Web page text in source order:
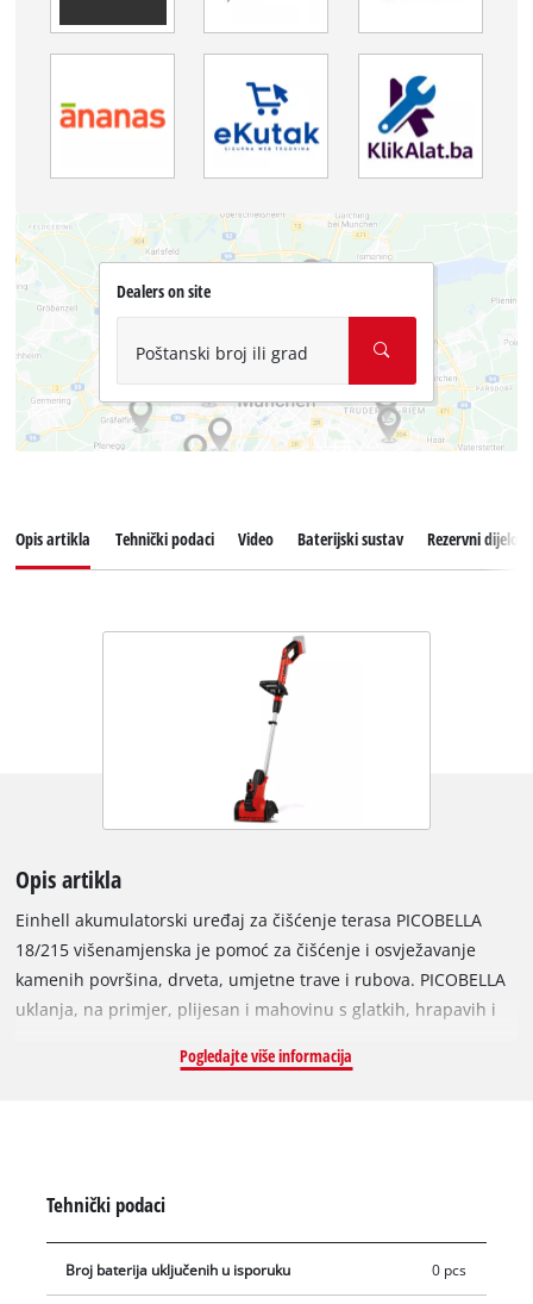
Dealers on site
Poštanski broj ili grad
Opis artikla Tehnički podaci Video Baterijski sustav Rezervni dijelovi
Opis artikla
Einhell akumulatorski uređaj za čišćenje terasa PICOBELLA
18/215 višenamjenska je pomoć za čišćenje i osvježavanje
kamenih površina, drveta, umjetne trave i rubova. PICOBELLA
uklanja, na primjer, plijesan i mahovinu s glatkih, hrapavih i
akumulatorskog sistema Power X-Change, PICOBELLA se može
koraku postoji integrirani priključak vrtnog crijeva koji
omogućuje potpuno, temeljito čišćenje. Četke se mogu
mijenjati pritiskom na gumb, i to bez dodatnog alata. Posebna
Pogledajte više informacija
Tehnički podaci
Broj baterija uključenih u isporuku 0 pcs